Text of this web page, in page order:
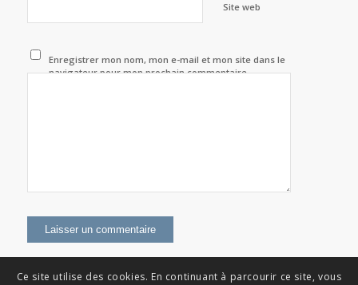
Site web
Enregistrer mon nom, mon e-mail et mon site dans le
navigateur pour mon prochain commentaire.
Ce site utilise des cookies. En continuant à parcourir ce site, vous